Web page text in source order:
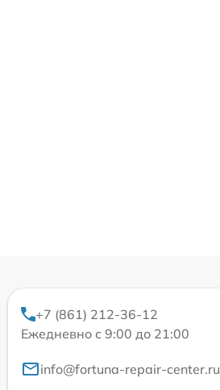
+7 (861) 212-36-12
Ежедневно с 9:00 до 21:00
info@fortuna-repair-center.ru